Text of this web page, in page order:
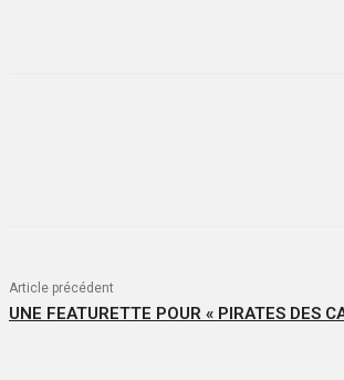
Article précédent
UNE FEATURETTE POUR « PIRATES DES